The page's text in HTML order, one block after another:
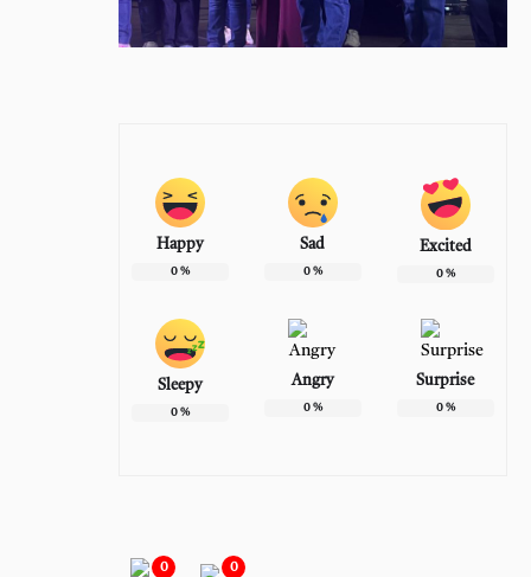
Happy
0%
Sad
0%
Excited
0%
Sleepy
0%
Angry
0%
Surprise
0%
0 0